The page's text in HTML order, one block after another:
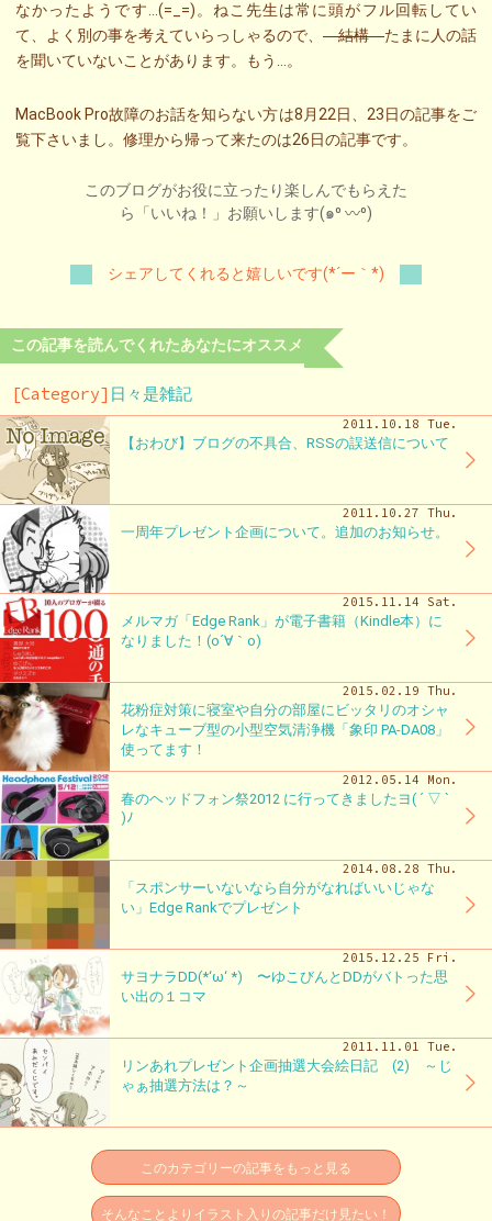
なかったようです…(=_=)。ねこ先生は常に頭がフル回転してい
て、よく別の事を考えていらっしゃるので、 結構たまに人の話
を聞いていないことがあります。もう…。
MacBook Pro故障のお話を知らない方は8月22日、23日の記事をご
覧下さいまし。修理から帰って来たのは26日の記事です。
このブログがお役に立ったり楽しんでもらえた
ら「いいね！」お願いします(๑⁰ 〰⁰)
シェアしてくれると嬉しいです(*´ー｀*)
この記事を読んでくれたあなたにオススメ
[Category] 日々是雑記
2011.10.18 Tue.
【おわび】ブログの不具合、RSSの誤送信について
2011.10.27 Thu.
一周年プレゼント企画について。追加のお知らせ。
2015.11.14 Sat.
メルマガ「Edge Rank」が電子書籍（Kindle本）に
なりました！(o´∀｀o)
2015.02.19 Thu.
花粉症対策に寝室や自分の部屋にビッタリのオシャ
レなキューブ型の小型空気清浄機「象印 PA-DA08」
使ってます！
2012.05.14 Mon.
春のヘッドフォン祭2012 に行ってきましたヨ( ´ ▽ `
)ﾉ
2014.08.28 Thu.
「スポンサーいないなら自分がなればいいじゃな
い」Edge Rankでプレゼント
2015.12.25 Fri.
サヨナラDD(*‘ω‘ *) 〜ゆこびんとDDがバトった思
い出の１コマ
2011.11.01 Tue.
リンあれプレゼント企画抽選大会絵日記 (2) ～じ
ゃぁ抽選方法は？～
このカテゴリーの記事をもっと見る
そんなことよりイラスト入りの記事だけ見たい！